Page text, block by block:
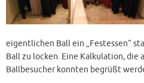
eigentlichen Ball ein „Festessen“
Ball zu locken. Eine Kalkulation, die
Ballbesucher konnten begrüßt